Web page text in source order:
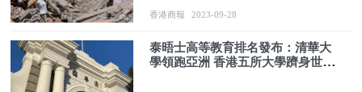
香港商報 2023-09-28
泰晤士高等教育排名發布：清華大
學領跑亞洲 香港五所大學躋身世界